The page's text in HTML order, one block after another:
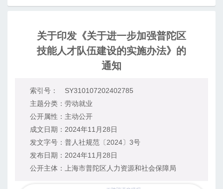
关于印发《关于进一步加强普陀区
技能人才队伍建设的实施办法》的
通知
索引号：
SY310107202402785
主题分类： 劳动就业
公开属性： 主动公开
成文日期： 2024年11月28日
发文字号： 普人社规范〔2024〕3号
发布日期： 2024年11月28日
公开主体：
上海市普陀区人力资源和社会保障局